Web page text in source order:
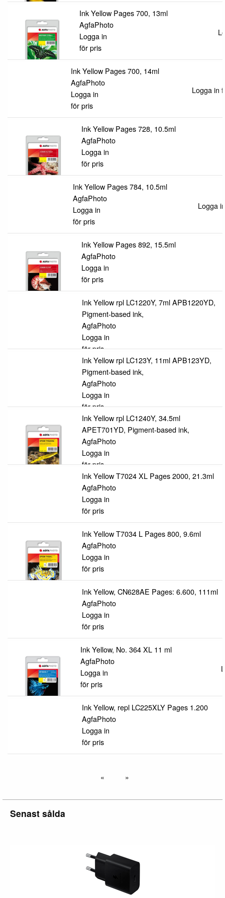
Ink Yellow Pages 700, 13ml
AgfaPhoto
Logga in
för pris
Ink Yellow Pages 700, 14ml
AgfaPhoto
Logga in
för pris
Logga in
Ink Yellow Pages 728, 10.5ml
AgfaPhoto
Logga in
för pris
Ink Yellow Pages 784, 10.5ml
AgfaPhoto
Logga in
för pris
Logga
Ink Yellow Pages 892, 15.5ml
AgfaPhoto
Logga in
för pris
Ink Yellow rpl LC1220Y, 7ml APB1220YD,
Pigment-based ink,
AgfaPhoto
Logga in
för pris
Ink Yellow rpl LC123Y, 11ml APB123YD,
Pigment-based ink,
AgfaPhoto
Logga in
för pris
Ink Yellow rpl LC1240Y, 34.5ml
APET701YD, Pigment-based ink,
AgfaPhoto
Logga in
för pris
Ink Yellow T7024 XL Pages 2000, 21.3ml
AgfaPhoto
Logga in
för pris
Ink Yellow T7034 L Pages 800, 9.6ml
AgfaPhoto
Logga in
för pris
Ink Yellow, CN628AE Pages: 6.600, 111ml
AgfaPhoto
Logga in
för pris
Ink Yellow, No. 364 XL 11 ml
AgfaPhoto
Logga in
för pris
Ink Yellow, repl LC225XLY Pages 1.200
AgfaPhoto
Logga in
för pris
Senast sålda